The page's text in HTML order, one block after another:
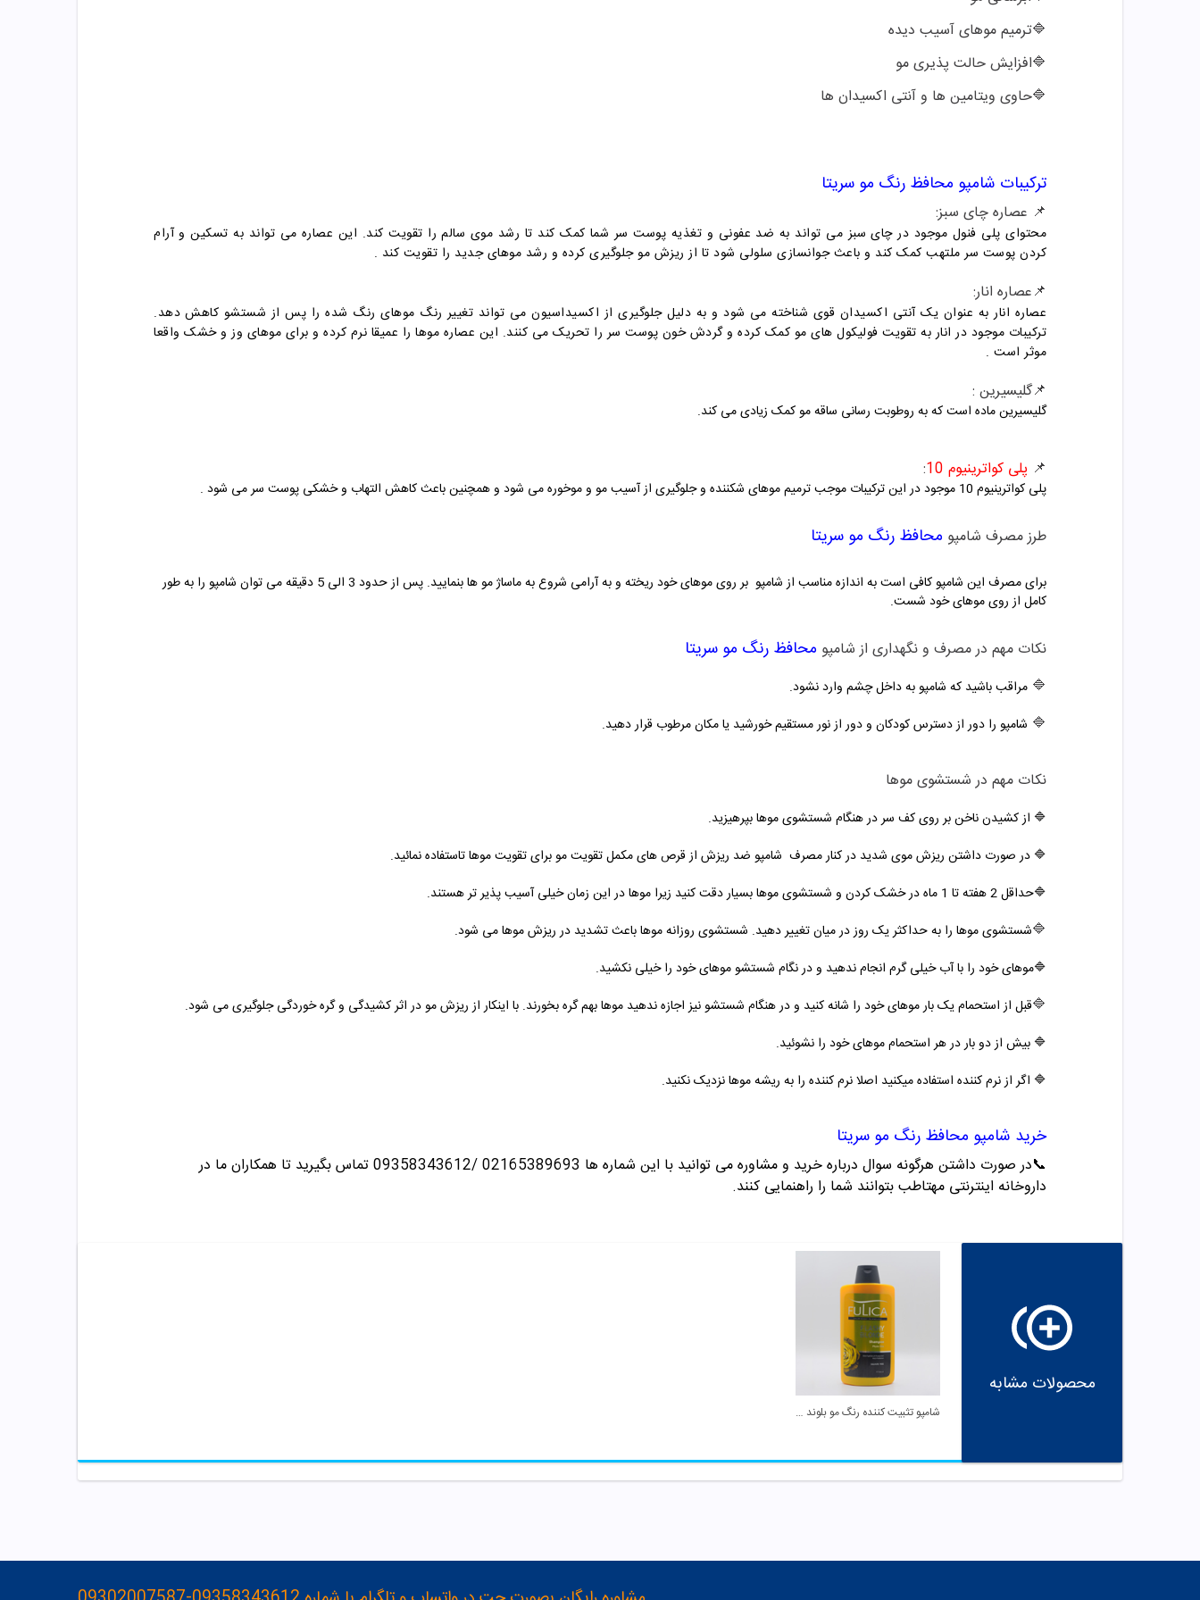
🔷ترمیم موهای آسیب دیده
🔷افزایش حالت پذیری مو
🔷حاوی ویتامین ها و آنتی اکسیدان ها
ترکیبات شامپو محافظ رنگ مو سریتا
📌 عصاره چای سبز:
محتوای پلی فنول موجود در چای سبز می تواند به ضد عفونی و تغذیه پوست سر شما کمک کند تا رشد موی سالم را تقویت کند. این عصاره می تواند به تسکین و آرام
کردن پوست سر ملتهب کمک کند و باعث جوانسازی سلولی شود تا از ریزش مو جلوگیری کرده و رشد موهای جدید را تقویت کند .
📌عصاره انار:
عصاره انار به عنوان یک آنتی اکسیدان قوی شناخته می شود و به دلیل جلوگیری از اکسیداسیون می تواند تغییر رنگ موهای رنگ شده را پس از شستشو کاهش دهد.
ترکیبات موجود در انار به تقویت فولیکول های مو کمک کرده و گردش خون پوست سر را تحریک می کنند. این عصاره موها را عمیقا نرم کرده و برای موهای وز و خشک واقعا
موثر است .
📌گلیسیرین :
گلیسیرین ماده است که به روطوبت رسانی ساقه مو کمک زیادی می کند.
📌 پلی کواترینیوم 10 :
پلی کواترینیوم 10 موجود در این ترکیبات موجب ترمیم موهای شکننده و جلوگیری از آسیب مو و موخوره می شود و همچنین باعث کاهش التهاب و خشکی پوست سر می شود .
طرز مصرف شامپو محافظ رنگ مو سریتا
برای مصرف این شامپو کافی است به اندازه مناسب از شامپو بر روی موهای خود ریخته و به آرامی شروع به ماساژ مو ها بنمایید. پس از حدود 3 الی 5 دقیقه می توان شامپو را به طور
کامل از روی موهای خود شست.
نکات مهم در مصرف و نگهداری از شامپو محافظ رنگ مو سریتا
🔷 مراقب باشید که شامپو به داخل چشم وارد نشود.
🔷 شامپو را دور از دسترس کودکان و دور از نور مستقیم خورشید یا مکان مرطوب قرار دهید.
نکات مهم در شستشوی موها
🔷 از کشیدن ناخن بر روی کف سر در هنگام شستشوی موها بپرهیزید.
🔷 در صورت داشتن ریزش موی شدید در کنار مصرف شامپو ضد ریزش از قرص های مکمل تقویت مو برای تقویت موها تاستفاده نمائید.
🔷حداقل 2 هفته تا 1 ماه در خشک کردن و شستشوی موها بسیار دقت کنید زیرا موها در این زمان خیلی آسیب پذیر تر هستند.
🔷شستشوی موها را به حداکثر یک روز در میان تغییر دهید. شستشوی روزانه موها باعث تشدید در ریزش موها می شود.
🔷موهای خود را با آب خیلی گرم انجام ندهید و در نگام شستشو موهای خود را خیلی نکشید.
🔷قبل از استحمام یک بار موهای خود را شانه کنید و در هنگام شستشو نیز اجازه ندهید موها بهم گره بخورند. با اینکار از ریزش مو در اثر کشیدگی و گره خوردگی جلوگیری می شود.
🔷 بیش ازدو بار در هر استحمام موهای خود را نشوئید.
🔷 اگر از نرم کننده استفاده میکنید اصلا نرم کننده را به ریشه موها نزدیک نکنید.
خرید شامپو محافظ رنگ مو سریتا
📞در صورت داشتن هرگونه سوال درباره خرید و مشاوره می توانید با این شماره ها 02165389693
/09358343612 تماس بگیرید تا همکاران ما در
داروخانه اینترنتی مهتاطب بتوانند شما را راهنمایی کنند.
محصولات مشابه
شامپو تثبیت کننده رنگ مو بلوند فولیکا